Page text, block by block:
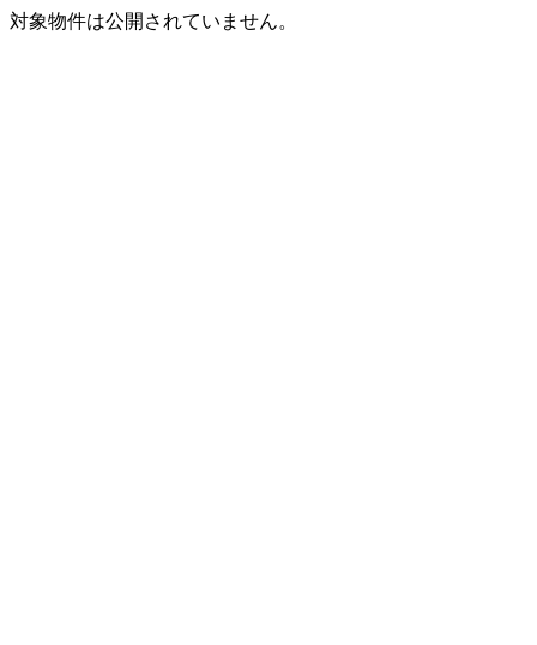
対象物件は公開されていません。